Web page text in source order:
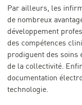
Par ailleurs, les
de nombreux
développement
des compétences
prodiguent des soins
de la collectivité.
documentation
technologie.